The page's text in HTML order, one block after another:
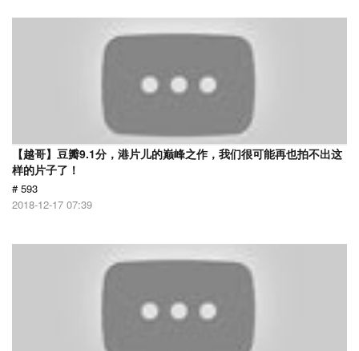
【越哥】豆瓣9.1分，港片儿的巅峰之作，我们很可能再也拍不出这
样的片子了！
# 593
2018-12-17 07:39